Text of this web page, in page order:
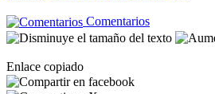
Comentarios
Enlace copiado